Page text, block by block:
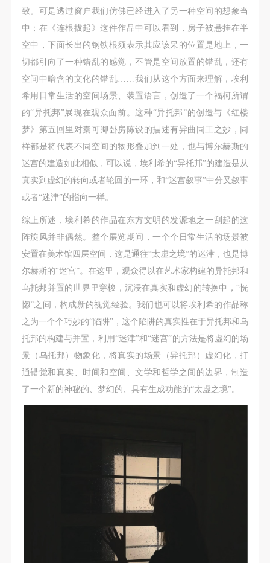
致。可是透过窗户我们仿佛已经进入了另一种空间的想象当
中；在《连根拔起》这件作品中可以看到，房子被悬挂在半
空中，下面长出的钢铁根须表示其应该呆的位置是地上，一
切都引向了一种错乱的感觉，不管是空间放置的错乱，还有
空间中暗含的文化的错乱……我们从这个方面来理解，埃利
希用日常生活的空间场景、装置语言，创造了一个福柯所谓
的“异托邦”展现在观众面前。这种“异托邦”的创造与《红楼
梦》第五回里对秦可卿卧房陈设的描述有异曲同工之妙，同
样都是将代表不同空间的物形叠加到一处，也与博尔赫斯的
迷宫的建造如此相似，可以说，埃利希的“异托邦”的建造是从
真实到虚幻的转向或者轮回的一环，和“迷宫叙事”中分叉叙事
或者“迷津”的指向一样。
综上所述，埃利希的作品在东方文明的发源地之一刮起的这
阵旋风并非偶然。整个展览期间，一个个日常生活的场景被
安置在美术馆四层空间，这是通往“太虚之境”的迷津，也是博
尔赫斯的“迷宫”。在这里，观众得以在艺术家构建的异托邦和
乌托邦并置的世界里穿梭，沉浸在真实和虚幻的转换中，“恍
惚”之间，构成新的视觉经验。我们也可以将埃利希的作品称
之为一个个巧妙的“陷阱”，这个陷阱的真实性在于异托邦和乌
托邦的构建与并置，利用“迷津”和“迷宫”的方法是将虚幻的场
景（乌托邦）物象化，将真实的场景（异托邦）虚幻化，打
通错觉和真实、时间和空间、文学和哲学之间的边界，制造
了一个新的神秘的、梦幻的、具有生成功能的“太虚之境”。